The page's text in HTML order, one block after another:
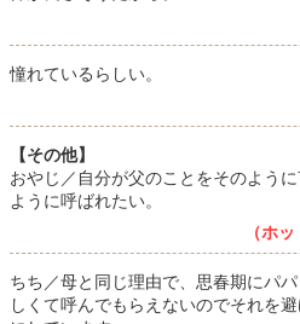
憧れているらしい。
【その他】
おやじ／自分が父のことをそのよう
ように呼ばれたい。
（ホ
ちち／母と同じ理由で、思春期にパ
しくて呼んでもらえないのでそれを